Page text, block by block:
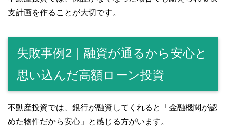
支計画を作ることが大切です。
失敗事例2｜融資が通るから安心と
思い込んだ高額ローン投資
不動産投資では、銀行が融資してくれると「金融機関が認
めた物件だから安心」と感じる方がいます。